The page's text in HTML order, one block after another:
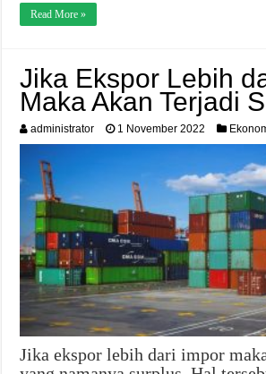
Read More »
Jika Ekspor Lebih
Maka Akan Terjadi
administrator 1 November 2022
Jika ekspor lebih dari impor